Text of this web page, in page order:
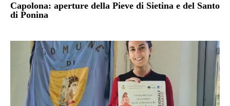
Capolona: aperture della Pieve di Sietina e del Santo
di Ponina